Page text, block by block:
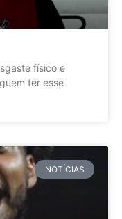
físico e
ter esse
NOTÍCIAS